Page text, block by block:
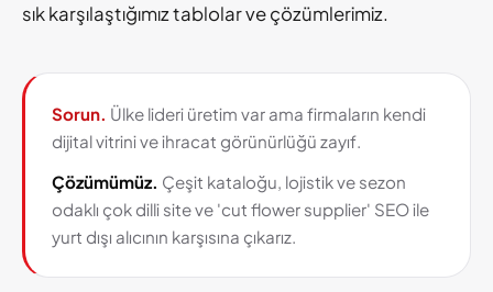
sık karşılaştığımız tablolar ve çözümlerimiz.
Sorun. Ülke lideri üretim var ama firmaların kendi
dijital vitrini ve ihracat görünürlüğü zayıf.
Çözümümüz. Çeşit kataloğu, lojistik ve sezon
odaklı çok dilli site ve 'cut flower supplier' SEO ile
yurt dışı alıcının karşısına çıkarız.